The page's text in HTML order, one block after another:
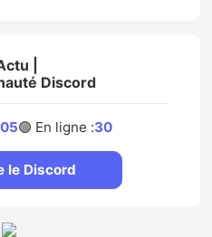
|
Discord
🟢 En ligne :30
le Discord